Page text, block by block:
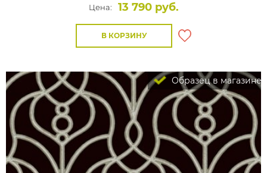
Цена:
13 790 руб.
В КОРЗИНУ
Образец в магазине